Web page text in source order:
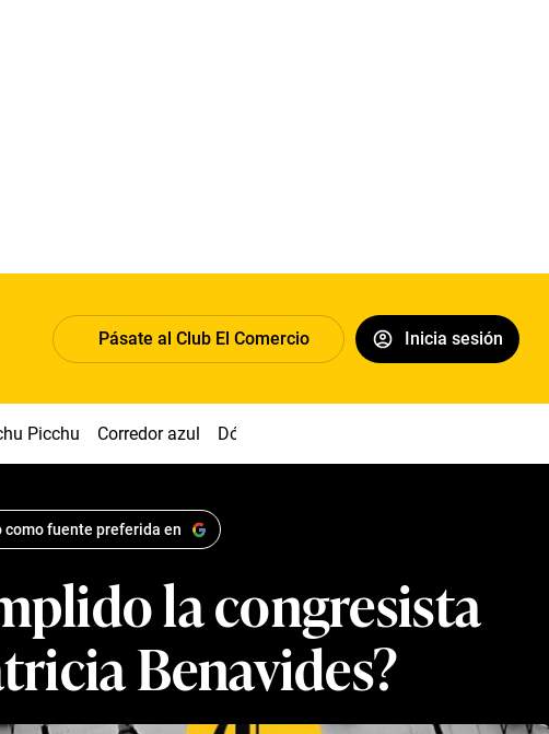
Pásate al Club El Comercio Inicia sesión
Picchu Corredor azul Dólar
como fuente preferida en
la congresista
Benavides?